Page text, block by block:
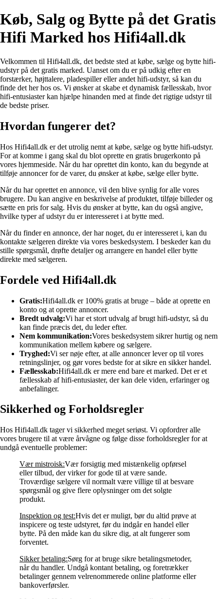
Køb, Salg og Bytte på det Gratis
Hifi Marked hos Hifi4all.dk
Velkommen til Hifi4all.dk, det bedste sted at købe, sælge og bytte hifi-
udstyr på det gratis marked. Uanset om du er på udkig efter en
forstærker, højttalere, pladespiller eller andet hifi-udstyr, så kan du
finde det her hos os. Vi ønsker at skabe et dynamisk fællesskab, hvor
hifi-entusiaster kan hjælpe hinanden med at finde det rigtige udstyr til
de bedste priser.
Hvordan fungerer det?
Hos Hifi4all.dk er det utrolig nemt at købe, sælge og bytte hifi-udstyr.
For at komme i gang skal du blot oprette en gratis brugerkonto på
vores hjemmeside. Når du har oprettet din konto, kan du begynde at
tilføje annoncer for de varer, du ønsker at købe, sælge eller bytte.
Når du har oprettet en annonce, vil den blive synlig for alle vores
brugere. Du kan angive en beskrivelse af produktet, tilføje billeder og
sætte en pris for salg. Hvis du ønsker at bytte, kan du også angive,
hvilke typer af udstyr du er interesseret i at bytte med.
Når du finder en annonce, der har noget, du er interesseret i, kan du
kontakte sælgeren direkte via vores beskedsystem. I beskeder kan du
stille spørgsmål, drøfte detaljer og arrangere en handel eller bytte
direkte med sælgeren.
Fordele ved Hifi4all.dk
Gratis:Hifi4all.dk er 100% gratis at bruge – både at oprette en
konto og at oprette annoncer.
Bredt udvalg:Vi har et stort udvalg af brugt hifi-udstyr, så du
kan finde præcis det, du leder efter.
Nem kommunikation:Vores beskedsystem sikrer hurtig og nem
kommunikation mellem købere og sælgere.
Tryghed:Vi ser nøje efter, at alle annoncer lever op til vores
retningslinjer, og gør vores bedste for at sikre en sikker handel.
Fællesskab:Hifi4all.dk er mere end bare et marked. Det er et
fællesskab af hifi-entusiaster, der kan dele viden, erfaringer og
anbefalinger.
Sikkerhed og Forholdsregler
Hos Hifi4all.dk tager vi sikkerhed meget seriøst. Vi opfordrer alle
vores brugere til at være årvågne og følge disse forholdsregler for at
undgå eventuelle problemer:
Vær mistroisk:Vær forsigtig med mistænkelig opførsel
eller tilbud, der virker for gode til at være sande.
Troværdige sælgere vil normalt være villige til at besvare
spørgsmål og give flere oplysninger om det solgte
produkt.
Inspektion og test:Hvis det er muligt, bør du altid prøve at
inspicere og teste udstyret, før du indgår en handel eller
bytte. På den måde kan du sikre dig, at alt fungerer som
forventet.
Sikker betaling:Sørg for at bruge sikre betalingsmetoder,
når du handler. Undgå kontant betaling, og foretrækker
betalinger gennem velrenommerede online platforme eller
bankoverførsler.